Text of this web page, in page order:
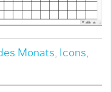
Monats, Icons,